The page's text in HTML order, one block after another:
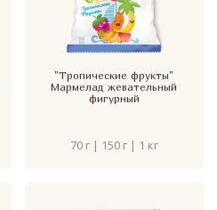
"Тропические фрукты"
Мармелад жевательный
фигурный
70 г | 150 г | 1 кг